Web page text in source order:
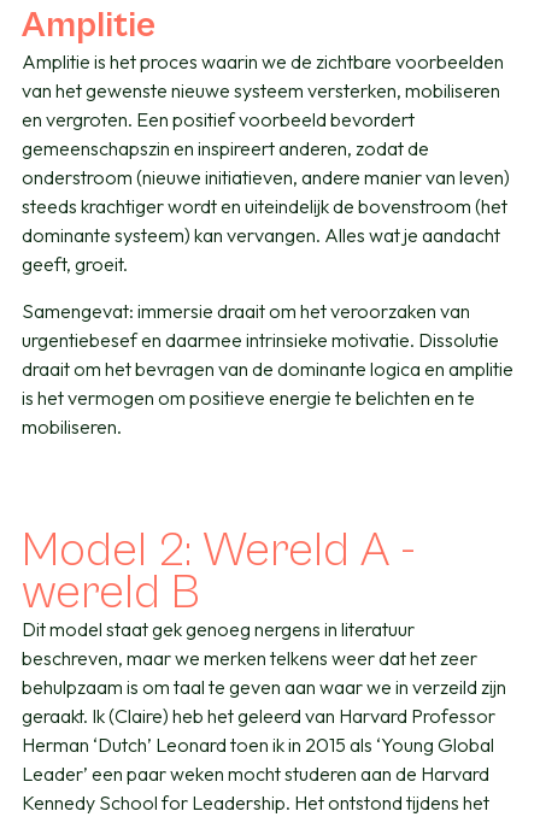
Amplitie
Amplitie is het proces waarin we de zichtbare voorbeelden
van het gewenste nieuwe systeem versterken, mobiliseren
en vergroten. Een positief voorbeeld bevordert
gemeenschapszin en inspireert anderen, zodat de
onderstroom (nieuwe initiatieven, andere manier van leven)
steeds krachtiger wordt en uiteindelijk de bovenstroom (het
dominante systeem) kan vervangen. Alles wat je aandacht
geeft, groeit.
Samengevat: immersie draait om het veroorzaken van
urgentiebesef en daarmee intrinsieke motivatie. Dissolutie
draait om het bevragen van de dominante logica en amplitie
is het vermogen om positieve energie te belichten en te
mobiliseren.
Model 2: Wereld A -
wereld B
Dit model staat gek genoeg nergens in literatuur
beschreven, maar we merken telkens weer dat het zeer
behulpzaam is om taal te geven aan waar we in verzeild zijn
geraakt. Ik (Claire) heb het geleerd van Harvard Professor
Herman ‘Dutch’ Leonard toen ik in 2015 als ‘Young Global
Leader’ een paar weken mocht studeren aan de Harvard
Kennedy School for Leadership. Het ontstond tijdens het